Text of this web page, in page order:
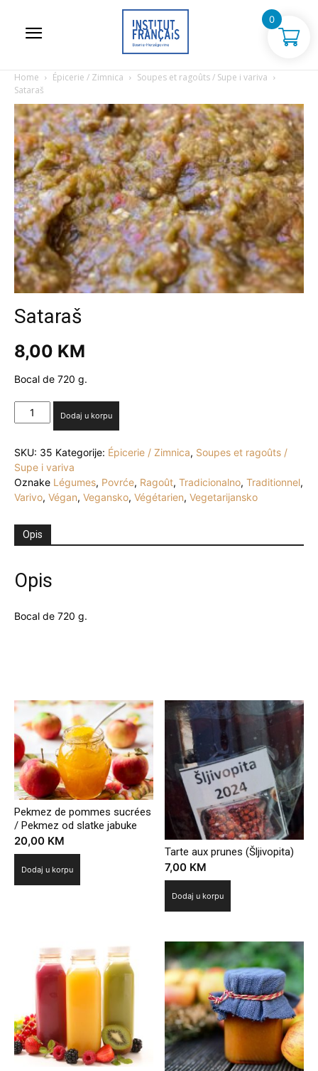
Home Épicerie / Zimnica
Soupes et ragoûts / Supe i variva
Sataraš
Sataraš
8,00 KM
Bocal de 720 g.
Sataraš
količina
Dodaj u korpu
SKU: 35 Kategorije: Épicerie / Zimnica, Soupes et ragoûts /
Supe i variva
Oznake Légumes, Povrće, Ragoût, Tradicionalno, Traditionnel,
Varivo, Végan, Vegansko, Végétarien, Vegetarijansko
Opis
Opis
Bocal de 720 g.
Pekmez de pommes sucrées
/ Pekmez od slatke jabuke
20,00 KM
Dodaj u korpu
Tarte aux prunes (Šljivopita)
7,00 KM
Dodaj u korpu
0